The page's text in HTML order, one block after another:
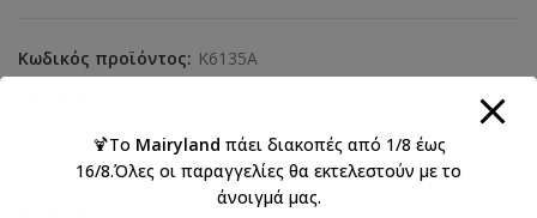
Κωδικός προϊόντος: K6135A
Βαπτιστικά,
Βαπτιστικά παπούτσια για κορίτσι
Ετικέτες:βάπτιση, κορίτσι, Παπούτσια περπατήματος
🍹Το Mairyland πάει διακοπές από 1/8 έως
16/8.Όλες οι παραγγελίες θα εκτελεστούν με το
άνοιγμά μας.